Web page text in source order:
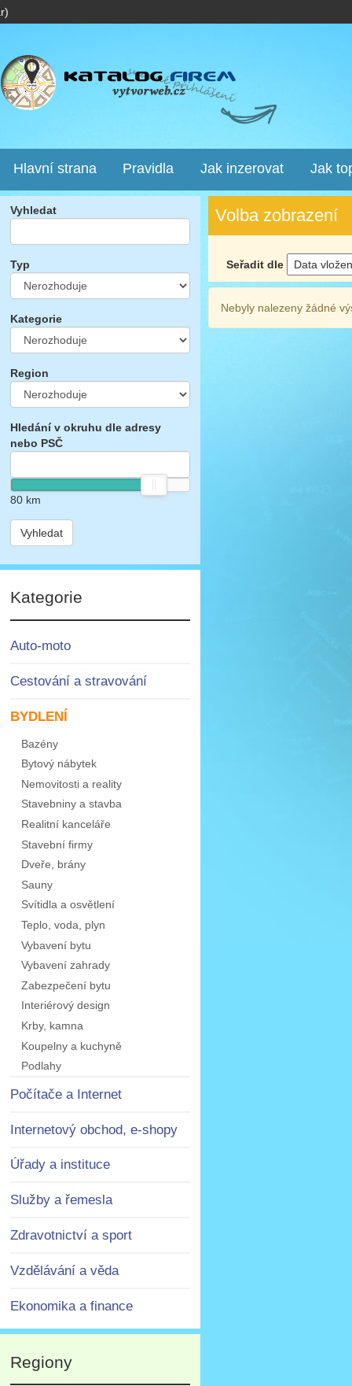
Hlavní strana Pravidla Jak inzerovat Jak
Vyhledat
Typ
Kategorie
Region
Hledání v okruhu dle adresy
nebo PSČ
80km
Vyhledat
Kategorie
Auto-moto
Cestování a stravování
BYDLENÍ
Bazény
Bytový nábytek
Nemovitosti a reality
Stavebniny a stavba
Realitní kanceláře
Stavební firmy
Dveře, brány
Sauny
Svítidla a osvětlení
Teplo, voda, plyn
Vybavení bytu
Vybavení zahrady
Zabezpečení bytu
Interiérový design
Krby, kamna
Koupelny a kuchyně
Podlahy
Počítače a Internet
Internetový obchod, e-shopy
Úřady a instituce
Služby a řemesla
Zdravotnictví a sport
Vzdělávání a věda
Ekonomika a finance
Regiony
Volba zobrazení
Seřadit dle
Nebyly nalezeny žádné